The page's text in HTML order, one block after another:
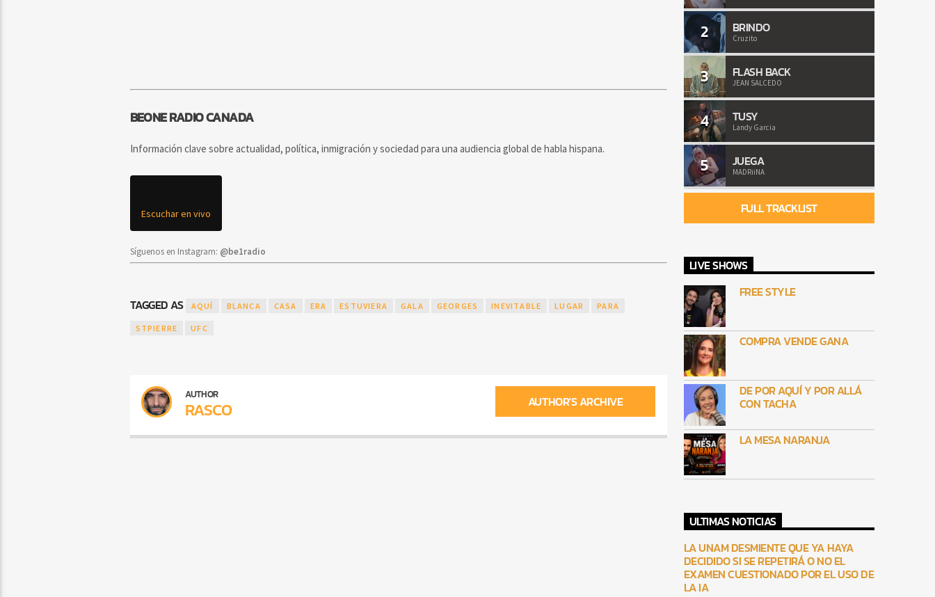
BEONE RADIO CANADA
Información clave sobre actualidad, política, inmigración y sociedad para una audiencia global de habla hispana.
Escuchar en vivo
Síguenos en Instagram: @be1radio
TAGGED AS AQUÍ BLANCA CASA ERA ESTUVIERA GALA GEORGES INEVITABLE LUGAR PARA
STPIERRE UFC
AUTHOR
RASCO AUTHOR'S ARCHIVE
2 BRINDO
Cruzito
3 FLASH BACK
JEAN SALCEDO
4 TUSY
Landy Garcia
5 JUEGA
MADRiiNA
FULL TRACKLIST
LIVE SHOWS
FREE STYLE
COMPRA VENDE GANA
DE POR AQUÍ Y POR ALLÁ
CON TACHA
LA MESA NARANJA
ULTIMAS NOTICIAS
LA UNAM DESMIENTE QUE YA HAYA
DECIDIDO SI SE REPETIRÁ O NO EL
EXAMEN CUESTIONADO POR EL USO DE
LA IA